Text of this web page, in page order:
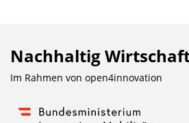
k
a
i
Nachhaltig
Im Rahmen von open4innovation